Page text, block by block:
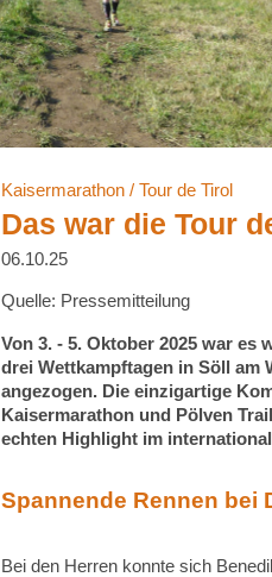
Kaisermarathon / Tour de Tirol
Das war die Tour
06.10.25
Quelle: Pressemitteilung
Von 3. - 5. Oktober 2025 war es
drei Wettkampftagen in Söll am
angezogen. Die einzigartige
Kaisermarathon und Pölven
echten Highlight im
Spannende Rennen bei
Bei den Herren konnte sich